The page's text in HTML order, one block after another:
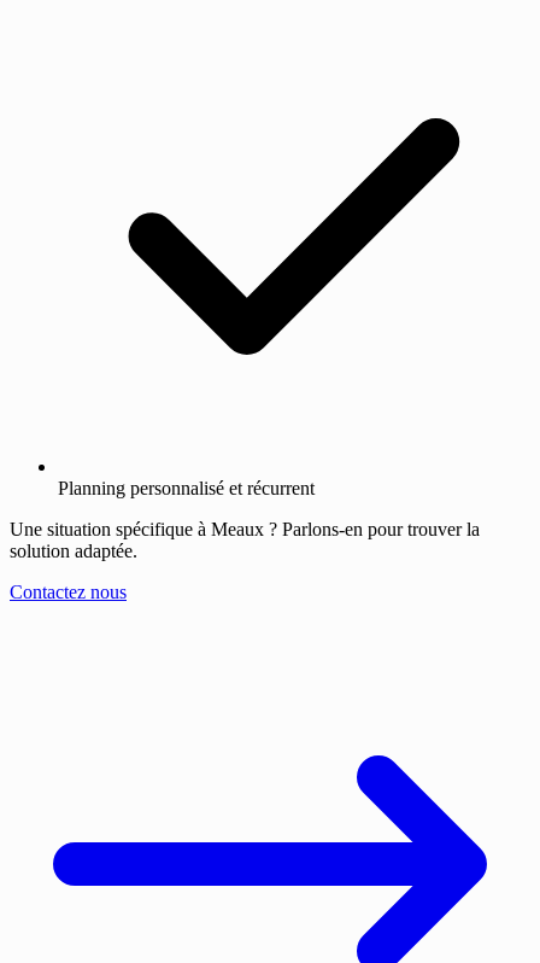
Planning personnalisé et récurrent
Une situation spécifique à Meaux ? Parlons-en pour trouver la
solution adaptée.
Contactez nous